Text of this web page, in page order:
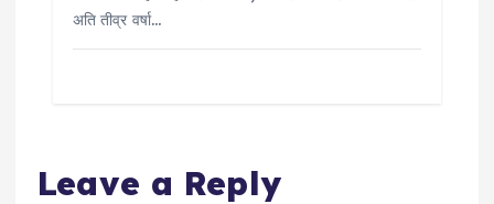
अति तीव्र वर्षा…
Leave a Reply